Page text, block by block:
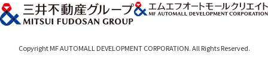
Copyright MF AUTOMALL DEVELOPMENT CORPORATION. All Rights Reserved.